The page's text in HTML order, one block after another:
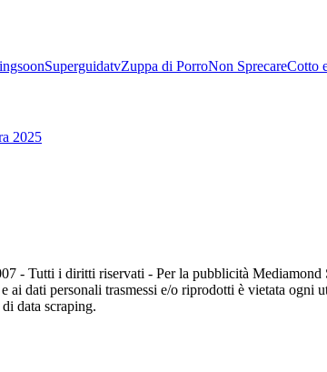
SuperguidatvZuppa di PorroNon SprecareCotto
2025
- Tutti i diritti riservati - Per la pubblicità
ai dati personali trasmessi e/o riprodotti è vietata ogni
data scraping.